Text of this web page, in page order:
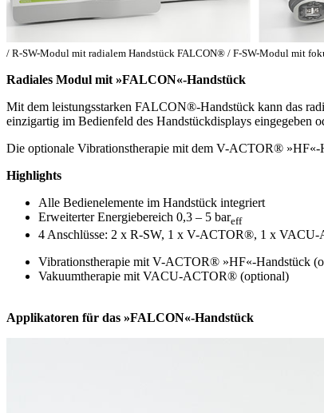
/ R-SW-Modul mit radialem Handstück FALCON® / F-SW-Modul mit
Radiales Modul mit »FALCON«-Handstück
Mit dem leistungsstarken FALCON®-Handstück kann das
einzigartig im Bedienfeld des Handstückdisplays eingegeben
Die optionale Vibrationstherapie mit dem V-ACTOR® »HF«-
Highlights
Alle Bedienelemente im Handstück integriert
Erweiterter Energiebereich 0,3 – 5 bareff
4 Anschlüsse: 2 x R-SW, 1 x V-ACTOR®, 1 x
Vibrationstherapie mit V-ACTOR® »HF«-Handstück
Vakuumtherapie mit VACU-ACTOR® (optional)
Applikatoren für das »FALCON«-Handstück